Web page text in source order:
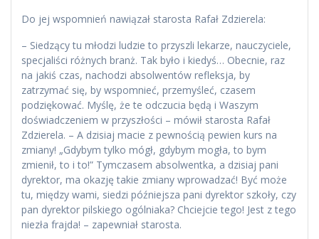
Do jej wspomnień nawiązał starosta Rafał Zdzierela:
– Siedzący tu młodzi ludzie to przyszli lekarze, nauczyciele,
specjaliści różnych branż. Tak było i kiedyś… Obecnie, raz
na jakiś czas, nachodzi absolwentów refleksja, by
zatrzymać się, by wspomnieć, przemyśleć, czasem
podziękować. Myślę, że te odczucia będą i Waszym
doświadczeniem w przyszłości – mówił starosta Rafał
Zdzierela. – A dzisiaj macie z pewnością pewien kurs na
zmiany! „Gdybym tylko mógł, gdybym mogła, to bym
zmienił, to i to!” Tymczasem absolwentka, a dzisiaj pani
dyrektor, ma okazję takie zmiany wprowadzać! Być może
tu, między wami, siedzi późniejsza pani dyrektor szkoły, czy
pan dyrektor pilskiego ogólniaka? Chciejcie tego! Jest z tego
niezła frajda! – zapewniał starosta.